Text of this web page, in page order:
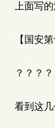
上面写的
【国安第
？？？？
看到这几